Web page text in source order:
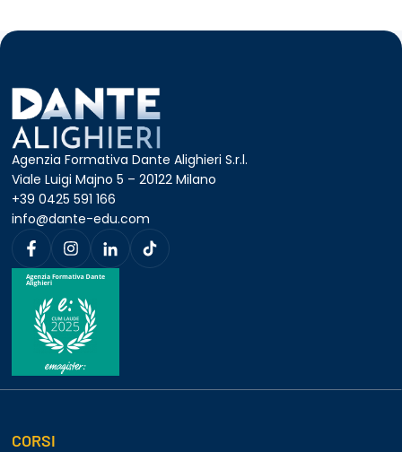
Agenzia Formativa Dante Alighieri S.r.l.
Viale Luigi Majno 5 – 20122 Milano
+39 0425 591 166
info@dante-edu.com
CORSI